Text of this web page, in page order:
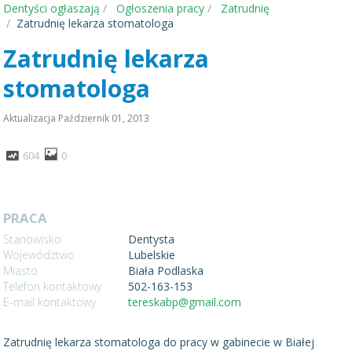
Dentyści ogłaszają Ogłoszenia pracy
Zatrudnię
Zatrudnię lekarza stomatologa
Zatrudnię lekarza
stomatologa
Aktualizacja Październik 01, 2013
604 0
PRACA
Stanowisko
Dentysta
Województwo
Lubelskie
Miasto
Biała Podlaska
Telefon kontaktowy
502-163-153
E-mail kontaktowy
tereskabp@gmail.com
Zatrudnię lekarza stomatologa do pracy w gabinecie w Białej